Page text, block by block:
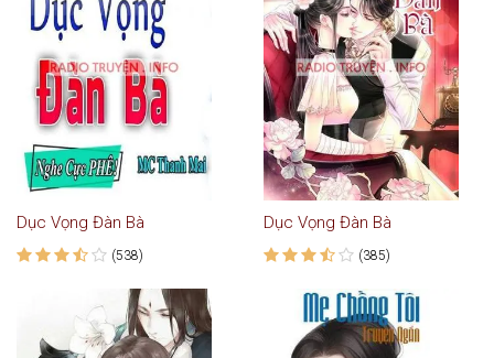
Dục Vọng Đàn Bà
(538)
Dục Vọng Đàn Bà
(385)